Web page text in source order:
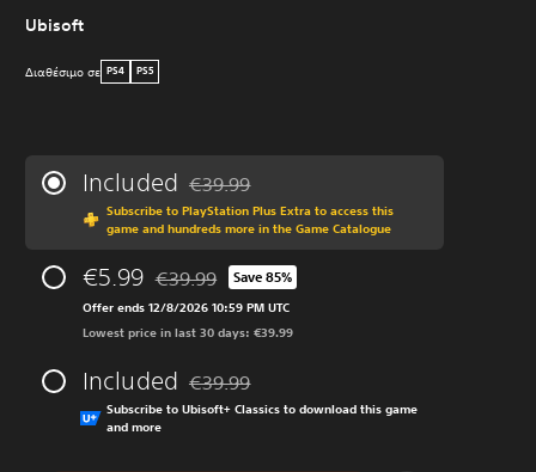
Ubisoft
Διαθέσιμο σε PS4 PS5
Included Discounted from original price of €39.99
€39.99
Subscribe to PlayStation Plus Extra to access this
game and hundreds more in the Game Catalogue
€5.99 Discounted from original price of €39.99
€39.99 Save 85%
Offer ends 12/8/2026 10:59 PM UTC
Lowest price in last 30 days: €39.99
Included Discounted from original price of €39.99
€39.99
Subscribe to Ubisoft+ Classics to download this game
and more